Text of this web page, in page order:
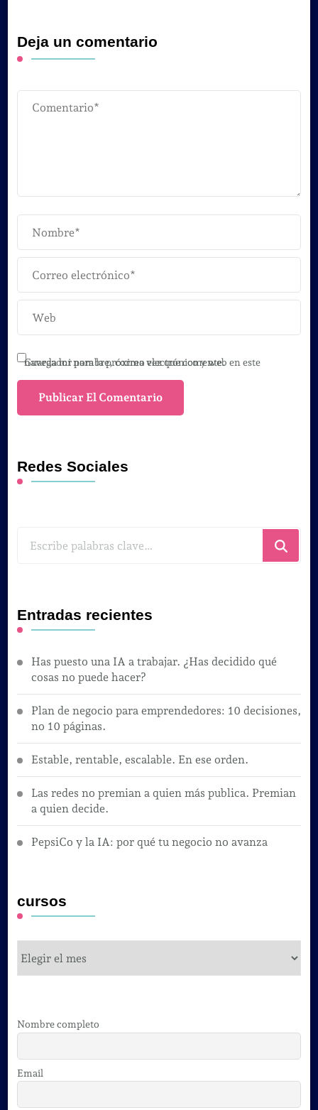
Deja un comentario
Guarda mi nombre, correo electrónico y web en este navegador para la próxima vez que comente.
Redes Sociales
Entradas recientes
Has puesto una IA a trabajar. ¿Has decidido qué
cosas no puede hacer?
Plan de negocio para emprendedores: 10 decisiones,
no 10 páginas.
Estable, rentable, escalable. En ese orden.
Las redes no premian a quien más publica. Premian
a quien decide.
PepsiCo y la IA: por qué tu negocio no avanza
cursos
Nombre completo
Email